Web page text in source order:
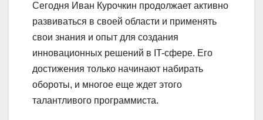
Сегодня Иван Курочкин продолжает активно
развиваться в своей области и применять
свои знания и опыт для создания
инновационных решений в IT-сфере. Его
достижения только начинают набирать
обороты, и многое еще ждет этого
талантливого программиста.